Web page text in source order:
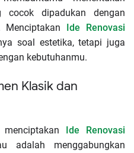
dipadukan dengan
Ide Renovasi
soal estetika, tetapi juga
kebutuhanmu.
Klasik dan
Ide Renovasi
adalah menggabungkan